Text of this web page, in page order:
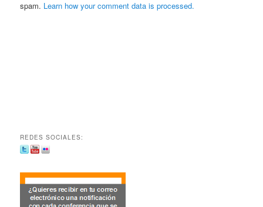
spam. Learn how your comment data is processed.
REDES SOCIALES: